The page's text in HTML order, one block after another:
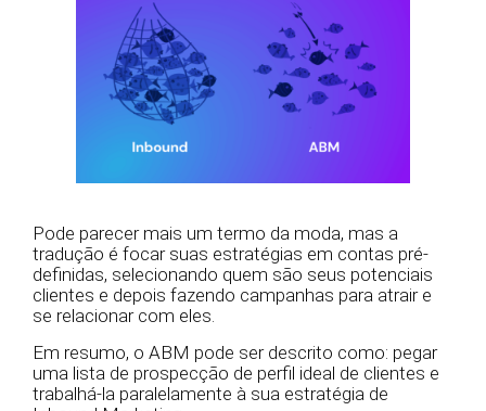
Pode parecer mais um termo da moda, mas a
tradução é focar suas estratégias em contas pré-
definidas, selecionando quem são seus potenciais
clientes e depois fazendo campanhas para atrair e
se relacionar com eles.
Em resumo, o ABM pode ser descrito como: pegar
uma lista de prospecção de perfil ideal de clientes e
trabalhá-la paralelamente à sua estratégia de